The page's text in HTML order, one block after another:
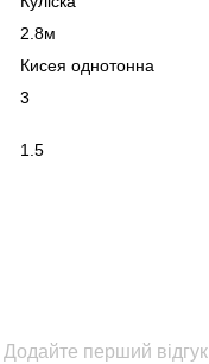
2.8м
Кисея однотонна
3
1.5
Додайте перший відгук